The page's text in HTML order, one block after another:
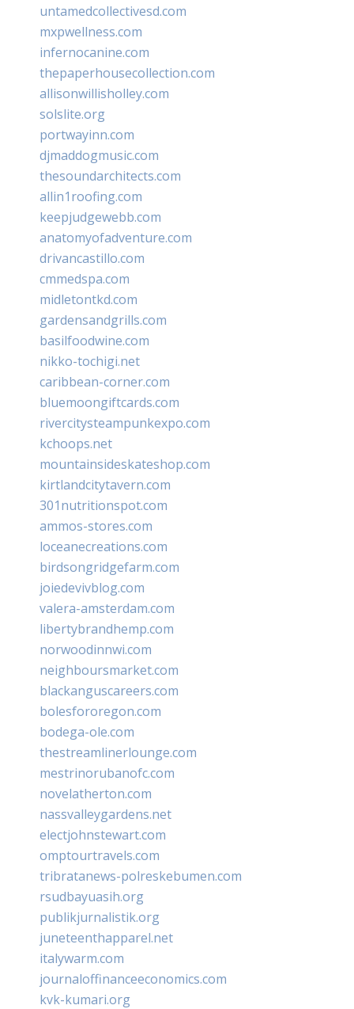
untamedcollectivesd.com
mxpwellness.com
infernocanine.com
thepaperhousecollection.com
allisonwillisholley.com
solslite.org
portwayinn.com
djmaddogmusic.com
thesoundarchitects.com
allin1roofing.com
keepjudgewebb.com
anatomyofadventure.com
drivancastillo.com
cmmedspa.com
midletontkd.com
gardensandgrills.com
basilfoodwine.com
nikko-tochigi.net
caribbean-corner.com
bluemoongiftcards.com
rivercitysteampunkexpo.com
kchoops.net
mountainsideskateshop.com
kirtlandcitytavern.com
301nutritionspot.com
ammos-stores.com
loceanecreations.com
birdsongridgefarm.com
joiedevivblog.com
valera-amsterdam.com
libertybrandhemp.com
norwoodinnwi.com
neighboursmarket.com
blackanguscareers.com
bolesfororegon.com
bodega-ole.com
thestreamlinerlounge.com
mestrinorubanofc.com
novelatherton.com
nassvalleygardens.net
electjohnstewart.com
omptourtravels.com
tribratanews-polreskebumen.com
rsudbayuasih.org
publikjurnalistik.org
juneteenthapparel.net
italywarm.com
journaloffinanceeconomics.com
kvk-kumari.org